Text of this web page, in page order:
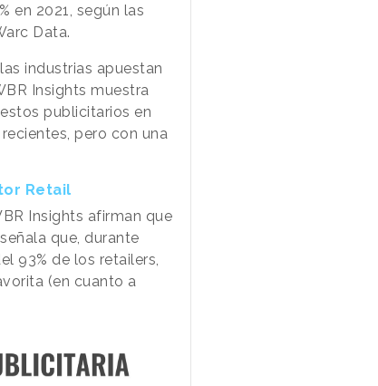
en 2021, según las
Data.
industrias apuestan
Insights muestra
publicitarios en
pero con una
Retail
Insights afirman que
que, durante
93% de los retailers,
(en cuanto a